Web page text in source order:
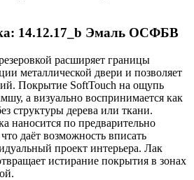
14.12.17_b Эмаль ОСФБВ
расширяет границы
металлической двери и позволяет
Покрытие SoftTouch на ощупь
а визуально воспринимается как
структуры дерева или ткани.
наносится по предварительно
даёт возможность вписать
проект интерьера. Лак
истирание покрытия в зонах